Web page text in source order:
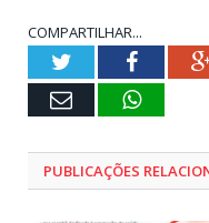
COMPARTILHAR...
Twitter
E-
PUBLICAÇÕES